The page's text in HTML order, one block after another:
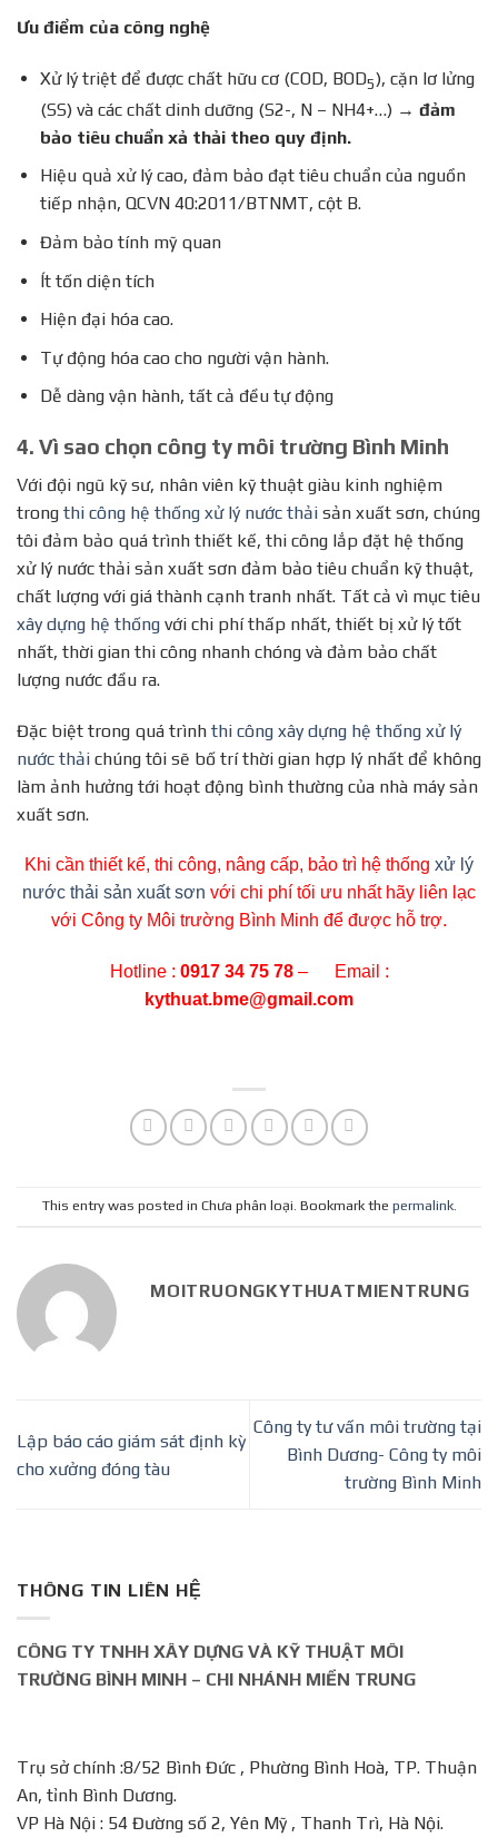
Ưu điểm của công nghệ
Xử lý triệt để được chất hữu cơ (COD, BOD5), cặn lơ lửng
(SS) và các chất dinh dưỡng (S2-, N – NH4+…) → đảm
bảo tiêu chuẩn xả thải theo quy định.
Hiệu quả xử lý cao, đảm bảo đạt tiêu chuẩn của nguồn
tiếp nhận, QCVN 40:2011/BTNMT, cột B.
Đảm bảo tính mỹ quan
Ít tốn diện tích
Hiện đại hóa cao.
Tự động hóa cao cho người vận hành.
Dễ dàng vận hành, tất cả đều tự động
4. Vì sao chọn công ty môi trường Bình Minh
Với đội ngũ kỹ sư, nhân viên kỹ thuật giàu kinh nghiệm
trong thi công hệ thống xử lý nước thải sản xuất sơn, chúng
tôi đảm bảo quá trình thiết kế, thi công lắp đặt hệ thống
xử lý nước thải sản xuất sơn đảm bảo tiêu chuẩn kỹ thuật,
chất lượng với giá thành cạnh tranh nhất. Tất cả vì mục tiêu
xây dựng hệ thống với chi phí thấp nhất, thiết bị xử lý tốt
nhất, thời gian thi công nhanh chóng và đảm bảo chất
lượng nước đầu ra.
Đặc biệt trong quá trình thi công xây dựng hệ thống xử lý
nước thải chúng tôi sẽ bố trí thời gian hợp lý nhất để không
làm ảnh hưởng tới hoạt động bình thường của nhà máy sản
xuất sơn.
Khi cần thiết kế, thi công, nâng cấp, bảo trì hệ thống xử lý
nước thải sản xuất sơn với chi phí tối ưu nhất hãy liên lạc
với Công ty Môi trường Bình Minh để được hỗ trợ.
Hotline : 0917 34 75 78– Email :
kythuat.bme@gmail.com
This entry was posted in Chưa phân loại. Bookmark the permalink.
MOITRUONGKYTHUATMIENTRUNG
Lập báo cáo giám sát định kỳ
cho xưởng đóng tàu
Công ty tư vấn môi trường tại
Bình Dương- Công ty môi
trường Bình Minh
THÔNG TIN LIÊN HỆ
CÔNG TY TNHH XÂY DỰNG VÀ KỸ THUẬT MÔI
TRƯỜNG BÌNH MINH – CHI NHÁNH MIỀN TRUNG
Trụ sở chính :8/52 Bình Đức , Phường Bình Hoà, TP. Thuận
An, tỉnh Bình Dương.
VP Hà Nội : 54 Đường số 2, Yên Mỹ , Thanh Trì, Hà Nội.